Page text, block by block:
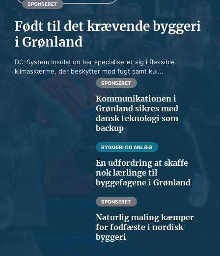
SPONSERET
Født til det krævende byggeri
i Grønland
DC-System Insulation har specialiseret sig i fleksible
klimaskærme, der beskytter mod fugt samt kul...
SPONSERET
Kommunikationen i
Grønland sikres med
dansk teknologi som
backup
BYGGERI OG ANLÆG
En udfordring at skaffe
nok lærlinge til
byggefagene i Grønland
SPONSERET
Naturlig maling kæmper
for fodfæste i nordisk
byggeri